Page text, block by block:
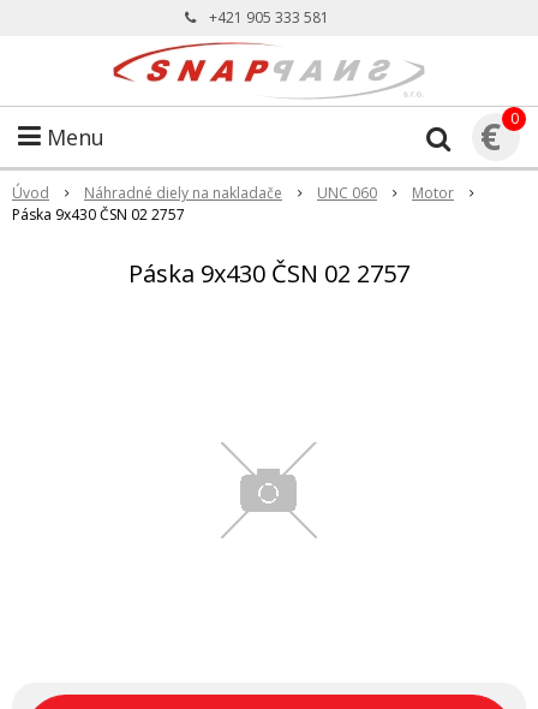
+421 905 333 581
Menu € 0
Úvod Náhradné diely na nakladače UNC 060
Motor
Páska 9x430 ČSN 02 2757
Páska 9x430 ČSN 02 2757